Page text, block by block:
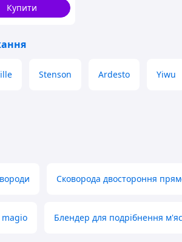
Купити
Stenson Ardesto Yiwu
Сковорода двостороння
magio Блендер для подрібнення